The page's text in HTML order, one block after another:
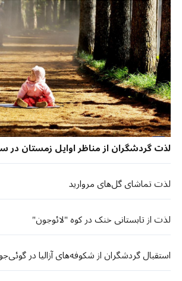
لذت گردشگران از مناظر اوایل زمستان در
لذت تماشای گل‌های مروارید
لذت از تابستانی خنک در کوه "لائوجون"
استقبال گردشگران از شکوفه‌های آزالیا در